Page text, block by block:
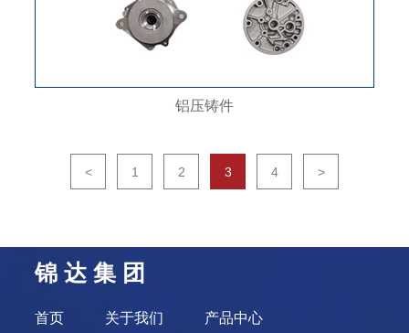
铝压铸件
< 1 2 3 4 >
锦 达 集 团
首页 关于我们 产品中心